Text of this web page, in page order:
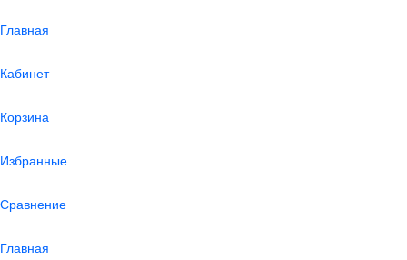
Главная
Кабинет
Корзина
Избранные
Сравнение
Главная